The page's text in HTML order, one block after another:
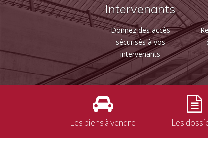
Intervenants
Donnez des accès
sécurisés à vos
intervenants
Les biens à vendre Les